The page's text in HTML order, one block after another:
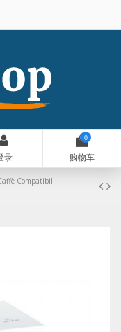
录
0
购物车
Compatibili